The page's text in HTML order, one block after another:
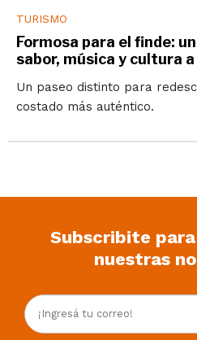
TURISMO
Formosa para el finde:
sabor, música y cultura
Un paseo distinto para
costado más auténtico.
Subscribite
nuestras